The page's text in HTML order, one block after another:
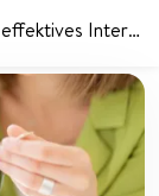
Intervallfasten